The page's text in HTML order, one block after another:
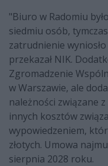
"Biuro w Radomiu
siedmiu osób,
zatrudnienie
przekazał NIK.
Zgromadzenie
w Warszawie, ale
należności związane
innych kosztów
wypowiedzeniem,
złotych. Umowa
sierpnia 2028 roku.